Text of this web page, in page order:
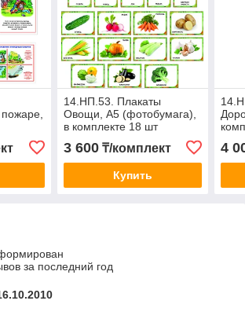
пожаре,
14.НП.53. Плакаты
Овощи, А5 (фотобумага),
в комплекте 18 шт
3 600₸/комплект
Купить
4
за последний год